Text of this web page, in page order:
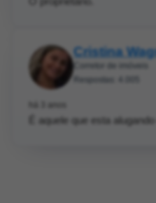
Cristina
Corretor de imóveis
Respostas: 4.005
há 3 anos
É aquele que esta alugando